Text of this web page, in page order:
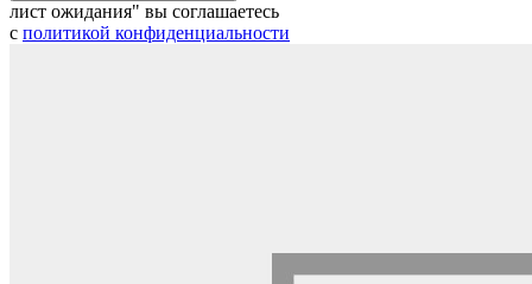
лист ожидания" вы соглашаетесь
с политикой конфиденциальности